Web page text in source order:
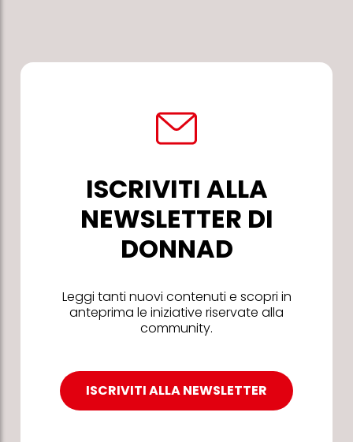
ISCRIVITI ALLA
NEWSLETTER DI
DONNAD
Leggi tanti nuovi contenuti e scopri in
anteprima le iniziative riservate alla
community.
ISCRIVITI ALLA NEWSLETTER